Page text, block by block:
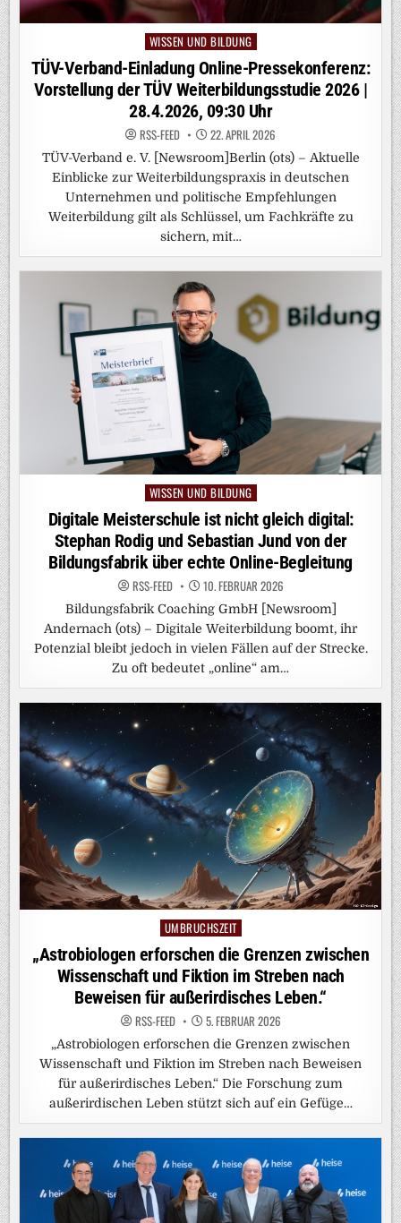
Posted
in
WISSEN UND BILDUNG
TÜV-Verband-Einladung Online-Pressekonferenz:
Vorstellung der TÜV Weiterbildungsstudie 2026 |
28.4.2026, 09:30 Uhr
RSS-FEED 22. APRIL 2026
TÜV-Verband e. V. [Newsroom]Berlin (ots) – Aktuelle
Einblicke zur Weiterbildungspraxis in deutschen
Unternehmen und politische Empfehlungen
Weiterbildung gilt als Schlüssel, um Fachkräfte zu
sichern, mit…
Posted
in
WISSEN UND BILDUNG
Digitale Meisterschule ist nicht gleich digital:
Stephan Rodig und Sebastian Jund von der
Bildungsfabrik über echte Online-Begleitung
RSS-FEED 10. FEBRUAR 2026
Bildungsfabrik Coaching GmbH [Newsroom]
Andernach (ots) – Digitale Weiterbildung boomt, ihr
Potenzial bleibt jedoch in vielen Fällen auf der Strecke.
Zu oft bedeutet „online“ am…
Posted
in
UMBRUCHSZEIT
„Astrobiologen erforschen die Grenzen zwischen
Wissenschaft und Fiktion im Streben nach
Beweisen für außerirdisches Leben.“
RSS-FEED 5. FEBRUAR 2026
„Astrobiologen erforschen die Grenzen zwischen
Wissenschaft und Fiktion im Streben nach Beweisen
für außerirdisches Leben.“ Die Forschung zum
außerirdischen Leben stützt sich auf ein Gefüge…